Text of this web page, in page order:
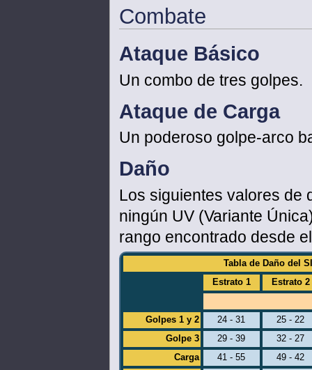
Combate
Ataque Básico
Un combo de tres golpes.
Ataque de Carga
Un poderoso golpe-arco
Daño
Los siguientes valores de
ningún UV (Variante
rango encontrado desde
Tabla de Daño del
Estrato 1
Estrato 2
Golpes 1 y 2 24 - 31
25 - 22
Golpe 3
29 - 39
32 - 27
Carga
41 - 55
49 - 42